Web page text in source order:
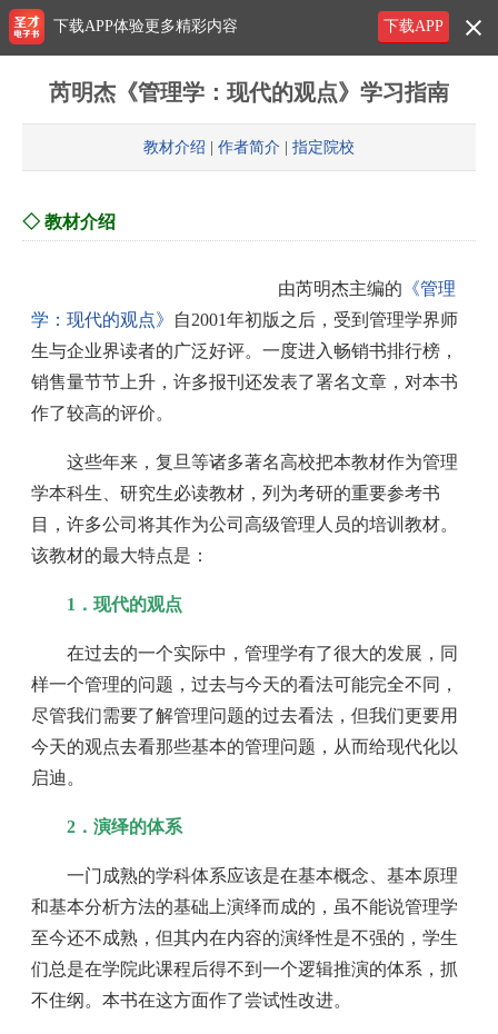
芮明杰《管理学：现代的观点》学习指南
教材介绍 作者简介 指定院校
◇ 教材介绍
由芮明杰主编的 《管理
学：现代的观点》
自2001年初版之后，受到管理学界师
生与企业界读者的广泛好评。一度进入畅销书排行榜，
销售量节节上升，许多报刊还发表了署名文章，对本书
作了较高的评价。
这些年来，复旦等诸多著名高校把本教材作为管理
学本科生、研究生必读教材，列为考研的重要参考书
目，许多公司将其作为公司高级管理人员的培训教材。
该教材的最大特点是：
1．现代的观点
在过去的一个实际中，管理学有了很大的发展，同
样一个管理的问题，过去与今天的看法可能完全不同，
尽管我们需要了解管理问题的过去看法，但我们更要用
今天的观点去看那些基本的管理问题，从而给现代化以
启迪。
2．演绎的体系
一门成熟的学科体系应该是在基本概念、基本原理
和基本分析方法的基础上演绎而成的，虽不能说管理学
至今还不成熟，但其内在内容的演绎性是不强的，学生
们总是在学院此课程后得不到一个逻辑推演的体系，抓
不住纲。本书在这方面作了尝试性改进。
下载APP
下载APP体验更多精彩内容